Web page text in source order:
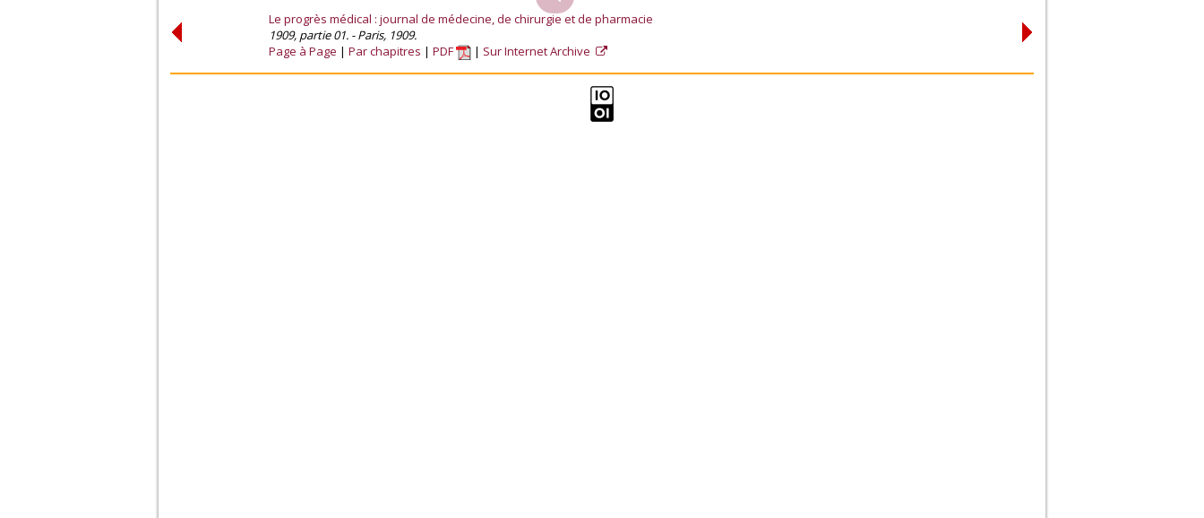
Le progrès médical : journal de médecine, de chirurgie et de pharmacie
1909, partie 01. - Paris, 1909.
Page à Page
Par chapitres PDF Sur Internet Archive